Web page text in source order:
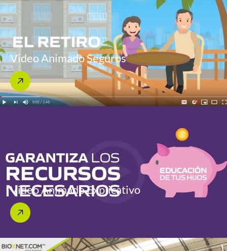
Video Animado Seguros
Video Animado Explicativo